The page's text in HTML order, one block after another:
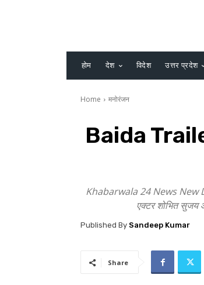
होम देश विदेश उत्तर प्रदेश
Home मनोरंजन
Baida
Khabarwala 24 News New
एक्टर शोभित सुजय
Published By Sandeep Kumar
Share